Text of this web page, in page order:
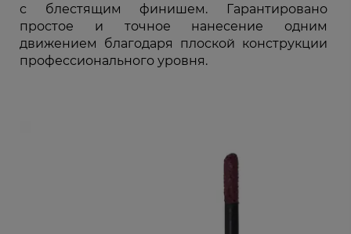
с блестящим финишем. Гарантировано
простое и точное нанесение одним
движением благодаря плоской конструкции
профессионального уровня.